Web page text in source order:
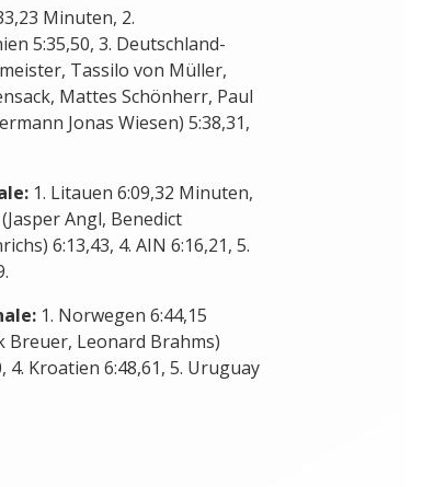
Minuten, 2.
5:35,50, 3. Deutschland-
Tassilo von Müller,
Mattes Schönherr, Paul
Jonas Wiesen) 5:38,31,
1. Litauen 6:09,32 Minuten,
Angl, Benedict
6:13,43, 4. AIN 6:16,21, 5.
1. Norwegen 6:44,15
Breuer, Leonard Brahms)
4. Kroatien 6:48,61, 5. Uruguay